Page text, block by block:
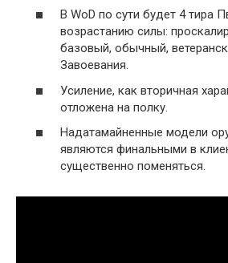
В WoD по сути будет 4 тира
возрастанию силы:
базовый, обычный,
Завоевания.
Усиление, как вторичная
отложена на полку.
Надатамайненные модели
являются финальными в
существенно поменяться.